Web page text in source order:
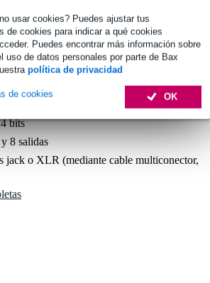
usar cookies? Puedes ajustar tus
de cookies para indicar a qué cookies
Puedes encontrar más información sobre
uso de datos personales por parte de Bax
política de privacidad
OK
de cookies
de garantía adicional y más ventajas
€
bits
8 salidas
jack o XLR (mediante cable multiconector,